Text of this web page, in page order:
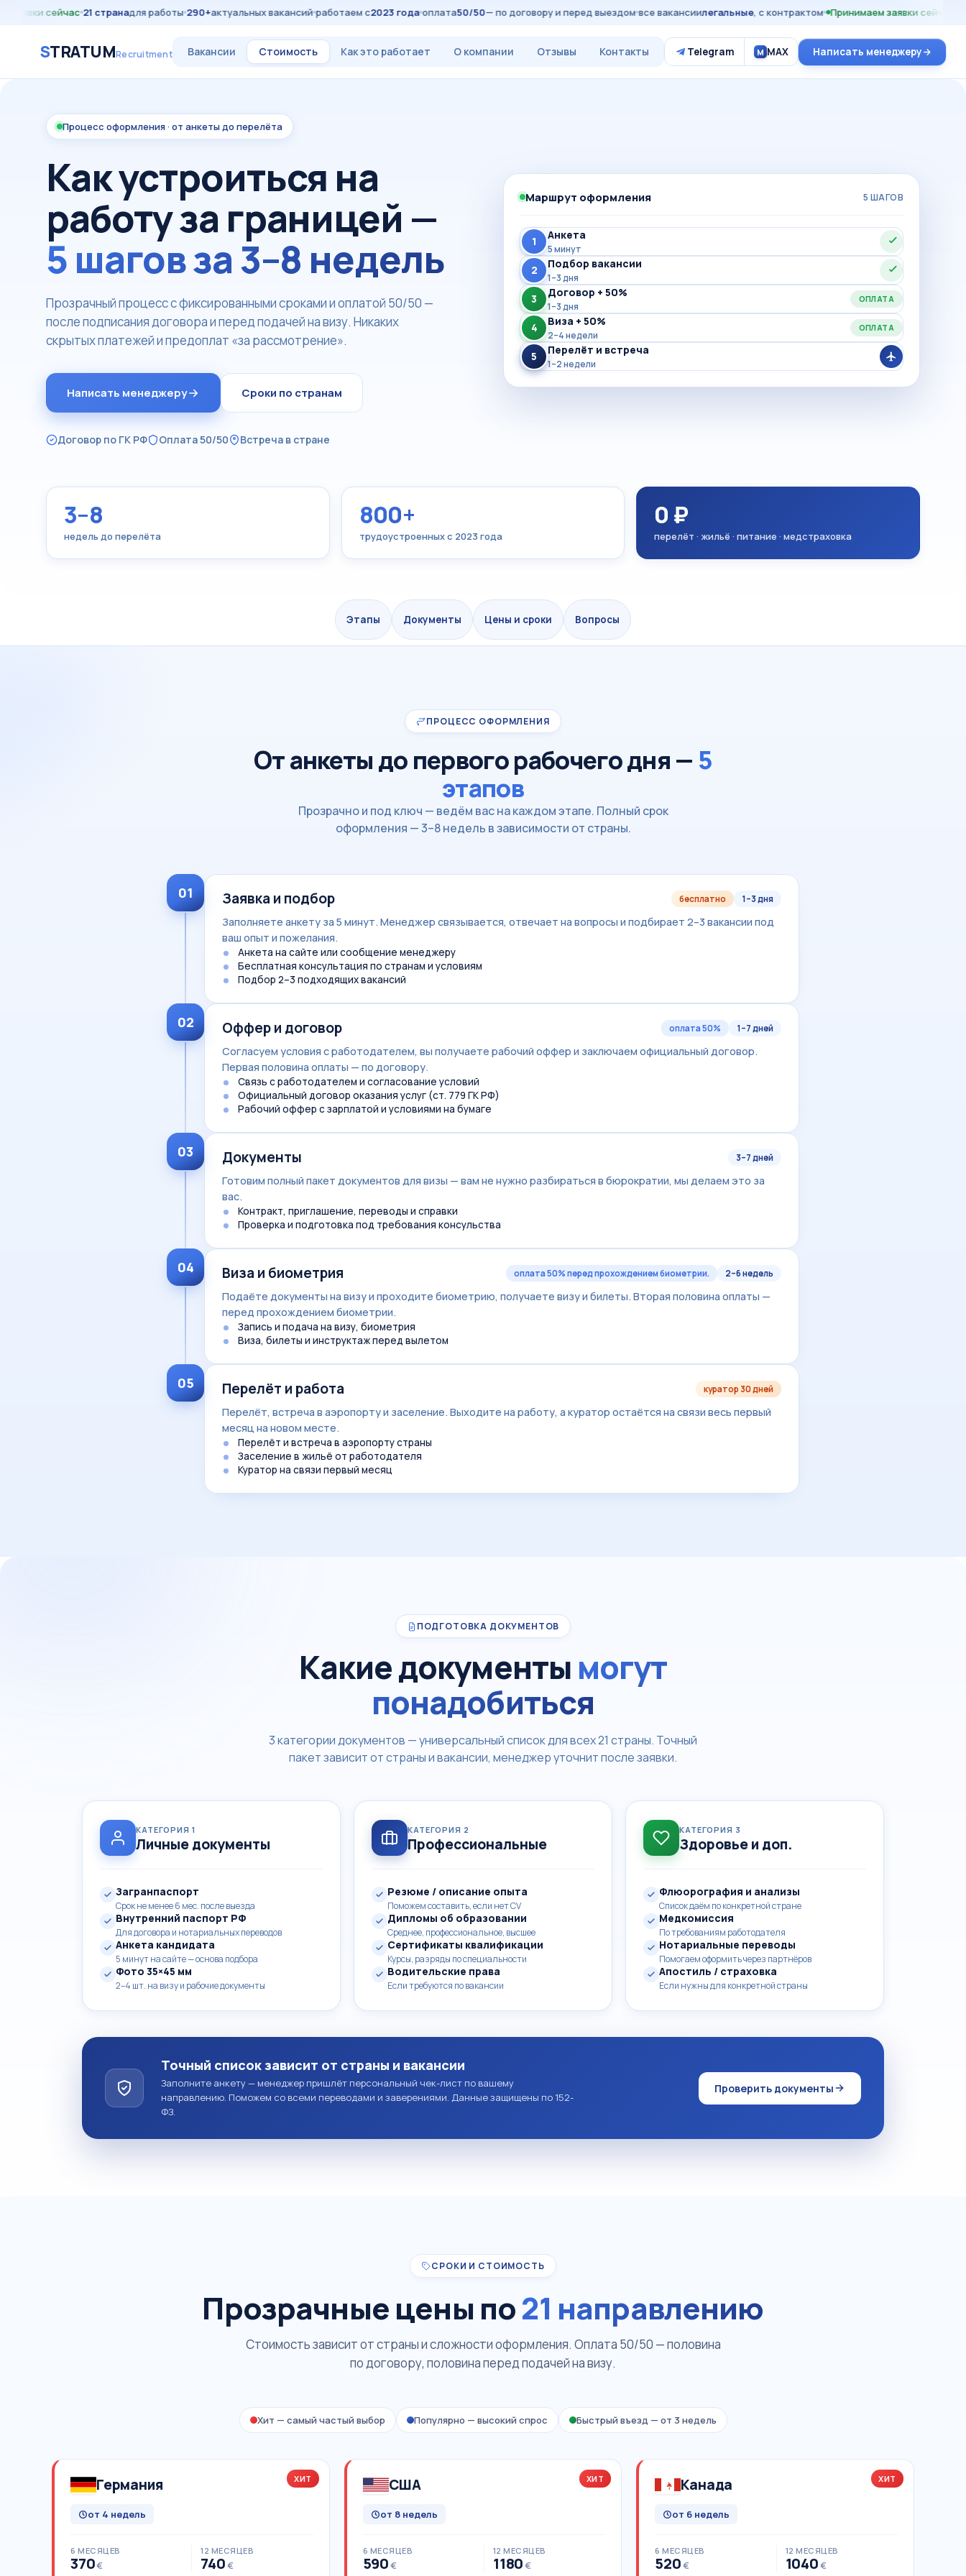
сейчас 21 странадля работы 290+актуальных вакансий работаем с2023 года оплата50/50— по договору и перед выездом все вакансиилегальные, с контрактом Принимаем заявки сейчас
STRATUMRecruitment Вакансии Стоимость Как это работает О компании Отзывы Контакты Telegram M MAX Написать менеджеру
Процесс оформления · от анкеты до перелёта
Как устроиться на
работу за границей —
5 шагов за 3–8 недель
Прозрачный процесс с фиксированными сроками и оплатой 50/50 —
после подписания договора и перед подачей на визу. Никаких
скрытых платежей и предоплат «за рассмотрение».
Написать менеджеру Сроки по странам
Договор по ГК РФ Оплата 50/50 Встреча в стране
Маршрут оформления 5 ШАГОВ
1 Анкета
5 минут
2 Подбор вакансии
1–3 дня
3 Договор + 50%
1–3 дня
ОПЛАТА
4 Виза + 50%
2–4 недели
ОПЛАТА
5 Перелёт и встреча
1–2 недели
3–8
недель до перелёта
800+
трудоустроенных с 2023 года
0 ₽
перелёт · жильё · питание · медстраховка
Этапы Документы Цены и сроки Вопросы
ПРОЦЕСС ОФОРМЛЕНИЯ
От анкеты до первого рабочего дня — 5
этапов
Прозрачно и под ключ — ведём вас на каждом этапе. Полный срок
оформления — 3–8 недель в зависимости от страны.
01 Заявка и подбор бесплатно 1–3 дня
Заполняете анкету за 5 минут. Менеджер связывается, отвечает на вопросы и подбирает 2–3 вакансии под
ваш опыт и пожелания.
Анкета на сайте или сообщение менеджеру
Бесплатная консультация по странам и условиям
Подбор 2–3 подходящих вакансий
02 Оффер и договор оплата 50% 1–7 дней
Согласуем условия с работодателем, вы получаете рабочий оффер и заключаем официальный договор.
Первая половина оплаты — по договору.
Связь с работодателем и согласование условий
Официальный договор оказания услуг (ст. 779 ГК РФ)
Рабочий оффер с зарплатой и условиями на бумаге
03 Документы 3–7 дней
Готовим полный пакет документов для визы — вам не нужно разбираться в бюрократии, мы делаем это за
вас.
Контракт, приглашение, переводы и справки
Проверка и подготовка под требования консульства
04 Виза и биометрия оплата 50% перед прохождением биометрии. 2–6 недель
Подаёте документы на визу и проходите биометрию, получаете визу и билеты. Вторая половина оплаты —
перед прохождением биометрии.
Запись и подача на визу, биометрия
Виза, билеты и инструктаж перед вылетом
05 Перелёт и работа куратор 30 дней
Перелёт, встреча в аэропорту и заселение. Выходите на работу, а куратор остаётся на связи весь первый
месяц на новом месте.
Перелёт и встреча в аэропорту страны
Заселение в жильё от работодателя
Куратор на связи первый месяц
ПОДГОТОВКА ДОКУМЕНТОВ
Какие документы могут
понадобиться
3 категории документов — универсальный список для всех 21 страны. Точный
пакет зависит от страны и вакансии, менеджер уточнит после заявки.
КАТЕГОРИЯ 1
Личные документы
Загранпаспорт
Срок не менее 6 мес. после выезда
Внутренний паспорт РФ
Для договора и нотариальных переводов
Анкета кандидата
5 минут на сайте — основа подбора
Фото 35×45 мм
2–4 шт. на визу и рабочие документы
КАТЕГОРИЯ 2
Профессиональные
Резюме / описание опыта
Поможем составить, если нет CV
Дипломы об образовании
Среднее, профессиональное, высшее
Сертификаты квалификации
Курсы, разряды по специальности
Водительские права
Если требуются по вакансии
КАТЕГОРИЯ 3
Здоровье и доп.
Флюорография и анализы
Список даём по конкретной стране
Медкомиссия
По требованиям работодателя
Нотариальные переводы
Помогаем оформить через партнёров
Апостиль / страховка
Если нужны для конкретной страны
Точный список зависит от страны и вакансии
Заполните анкету — менеджер пришлёт персональный чек-лист по вашему
направлению. Поможем со всеми переводами и заверениями. Данные защищены по 152-
ФЗ.
Проверить документы
СРОКИ И СТОИМОСТЬ
Прозрачные цены по21 направлению
Стоимость зависит от страны и сложности оформления. Оплата 50/50 — половина
по договору, половина перед подачей на визу.
Хит — самый частый выбор Популярно — высокий спрос Быстрый въезд — от 3 недель
ХИТ
Германия
от 4 недель
6 МЕСЯЦЕВ
370€
12 МЕСЯЦЕВ
740€
ХИТ
США
от 8 недель
6 МЕСЯЦЕВ
590€
12 МЕСЯЦЕВ
1180€
ХИТ
Канада
от 6 недель
6 МЕСЯЦЕВ
520€
12 МЕСЯЦЕВ
1040€